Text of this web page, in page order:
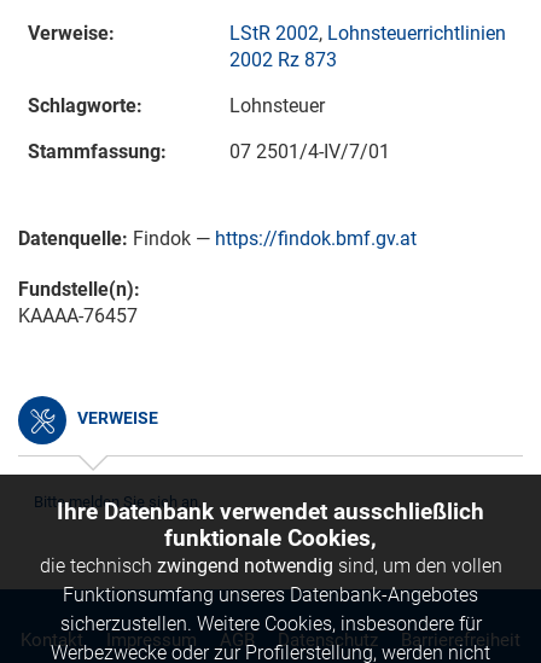
Verweise:
LStR 2002, Lohnsteuerrichtlinien
2002 Rz 873
Schlagworte:
Lohnsteuer
Stammfassung:
07 2501/4-IV/7/01
Datenquelle: Findok — https://findok.bmf.gv.at
Fundstelle(n):
KAAAA-76457
VERWEISE
Bitte melden Sie sich an.
Kontakt Impressum AGB Datenschutz Barrierefreiheit
Ihre Datenbank verwendet ausschließlich
funktionale Cookies,
die technisch zwingend notwendig sind, um den vollen
Funktionsumfang unseres Datenbank-Angebotes
sicherzustellen. Weitere Cookies, insbesondere für
Werbezwecke oder zur Profilerstellung, werden nicht